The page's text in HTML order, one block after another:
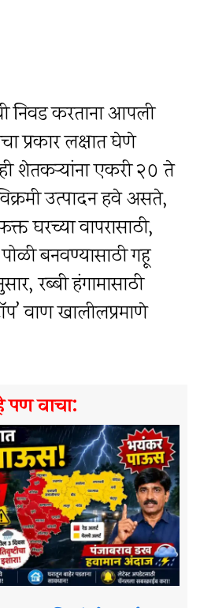
निवड करताना आपली
प्रकार लक्षात घेणे
शेतकऱ्यांना एकरी २० ते
उत्पादन हवे असते,
घरच्या वापरासाठी,
बनवण्यासाठी गहू
रब्बी हंगामासाठी
वाण खालीलप्रमाणे
पण वाचा: